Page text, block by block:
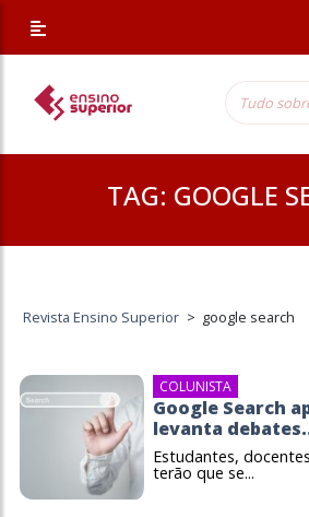
TAG: GOOGLE
Revista Ensino Superior > google search
COLUNISTA
Google Search
levanta
Estudantes,
terão que se...